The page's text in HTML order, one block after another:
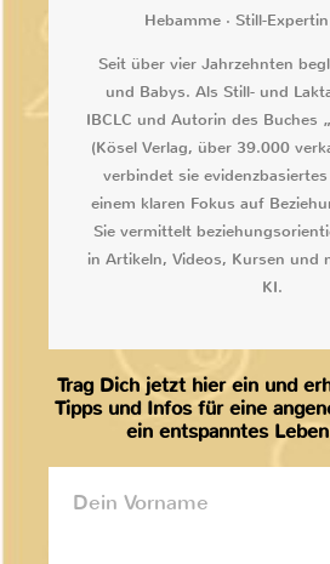
Hebamme · Still-
Seit über vier Jahrzehnten
und Babys. Als Still- und
IBCLC und Autorin des Buches
(Kösel Verlag, über 39.000
verbindet sie
einem klaren Fokus auf
Sie vermittelt
in Artikeln, Videos, Kursen und
KI.
Trag Dich jetzt hier ein und
Tipps und Infos für eine
ein entspanntes